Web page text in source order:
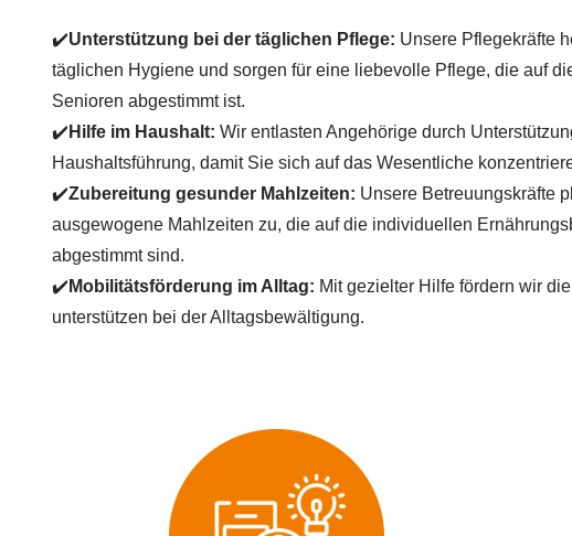
✔️Unterstützung bei der täglichen Pflege: Unsere Pflegekräfte
täglichen Hygiene und sorgen für eine liebevolle Pflege, die auf
Senioren abgestimmt ist.
✔️ Hilfe im Haushalt: Wir entlasten Angehörige durch
Haushaltsführung, damit Sie sich auf das Wesentliche
✔️Zubereitung gesunder Mahlzeiten: Unsere Betreuungskräfte
ausgewogene Mahlzeiten zu, die auf die individuellen
abgestimmt sind.
✔️ Mobilitätsförderung im Alltag: Mit gezielter Hilfe fördern wir
unterstützen bei der Alltagsbewältigung.